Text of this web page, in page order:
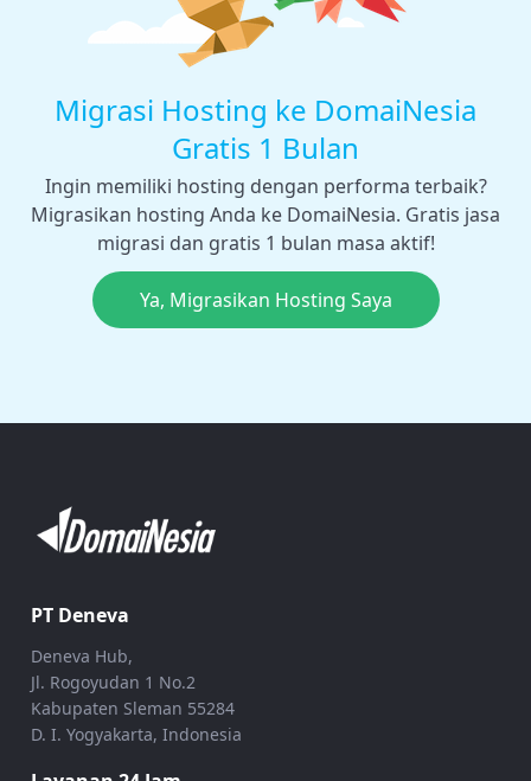
Migrasi Hosting ke DomaiNesia
Gratis 1 Bulan
Ingin memiliki hosting dengan performa terbaik?
Migrasikan hosting Anda ke DomaiNesia. Gratis jasa
migrasi dan gratis 1 bulan masa aktif!
Ya, Migrasikan Hosting Saya
PT Deneva
Deneva Hub,
Jl. Rogoyudan 1 No.2
Kabupaten Sleman 55284
D. I. Yogyakarta, Indonesia